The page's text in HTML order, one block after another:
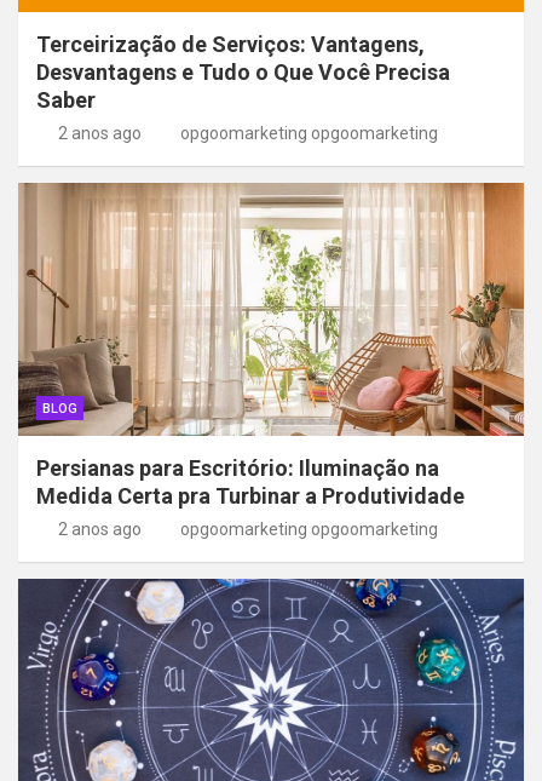
Terceirização de Serviços: Vantagens,
Desvantagens e Tudo o Que Você Precisa
Saber
2 anos ago opgoomarketing opgoomarketing
BLOG
Persianas para Escritório: Iluminação na
Medida Certa pra Turbinar a Produtividade
2 anos ago opgoomarketing opgoomarketing